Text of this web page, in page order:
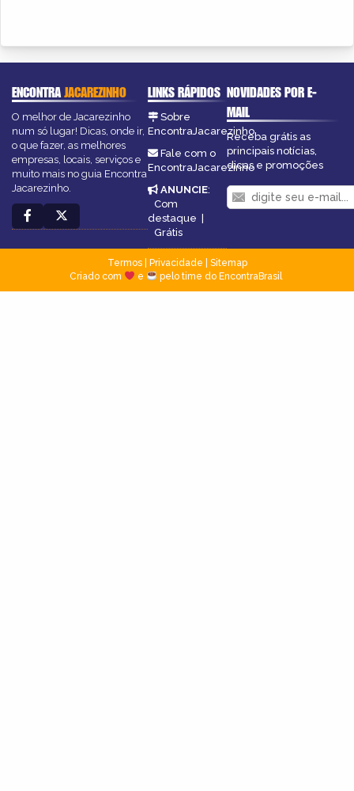
ENCONTRAJACAREZINHO
O melhor de Jacarezinho
num só lugar! Dicas, onde ir,
o que fazer, as melhores
empresas, locais, serviços e
muito mais no guia Encontra
Jacarezinho.
LINKS RÁPIDOS
Sobre
EncontraJacarezinho
Fale com o
EncontraJacarezinho
ANUNCIE:
Com
destaque |
Grátis
NOVIDADES POR E-
MAIL
Receba grátis as
principais notícias,
dicas e promoções
Termos| Privacidade
Sitemap
Criado com
e pelo time do EncontraBrasil